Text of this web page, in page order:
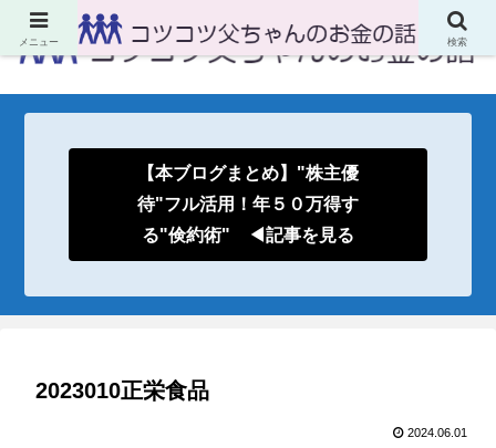
【本ブログまとめ】"株主優
待"フル活用！年５０万得す
る"倹約術" ◀記事を見る
2023010正栄食品
2024.06.01
メニュー 検索